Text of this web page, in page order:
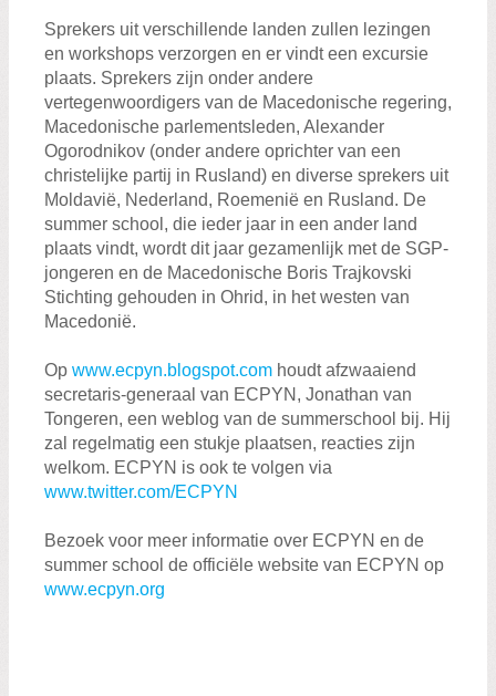
Zoeken
Sprekers uit verschillende landen zullen lezingen
en workshops verzorgen en er vindt een excursie
plaats. Sprekers zijn onder andere
vertegenwoordigers van de Macedonische regering,
Macedonische parlementsleden, Alexander
Ogorodnikov (onder andere oprichter van een
christelijke partij in Rusland) en diverse sprekers uit
Moldavië, Nederland, Roemenië en Rusland. De
summer school, die ieder jaar in een ander land
plaats vindt, wordt dit jaar gezamenlijk met de SGP-
jongeren en de Macedonische Boris Trajkovski
Stichting gehouden in Ohrid, in het westen van
Macedonië.
Op www.ecpyn.blogspot.com houdt afzwaaiend
secretaris-generaal van ECPYN, Jonathan van
Tongeren, een weblog van de summerschool bij. Hij
zal regelmatig een stukje plaatsen, reacties zijn
welkom. ECPYN is ook te volgen via
www.twitter.com/ECPYN
Bezoek voor meer informatie over ECPYN en de
summer school de officiële website van ECPYN op
www.ecpyn.org